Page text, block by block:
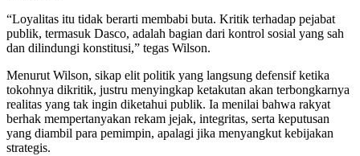
“Loyalitas itu tidak berarti membabi buta. Kritik terhadap pejabat
publik, termasuk Dasco, adalah bagian dari kontrol sosial yang sah
dan dilindungi konstitusi,” tegas Wilson.
Menurut Wilson, sikap elit politik yang langsung defensif ketika
tokohnya dikritik, justru menyingkap ketakutan akan terbongkarnya
realitas yang tak ingin diketahui publik. Ia menilai bahwa rakyat
berhak mempertanyakan rekam jejak, integritas, serta keputusan
yang diambil para pemimpin, apalagi jika menyangkut kebijakan
strategis.